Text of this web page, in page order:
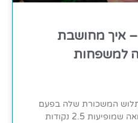
– איך מחושבת
למשפחות
את תלוש המשכורת שלה בפעם
הראשונה אחרי שנים. היא רואה שמופיעות 2.5 נקודות